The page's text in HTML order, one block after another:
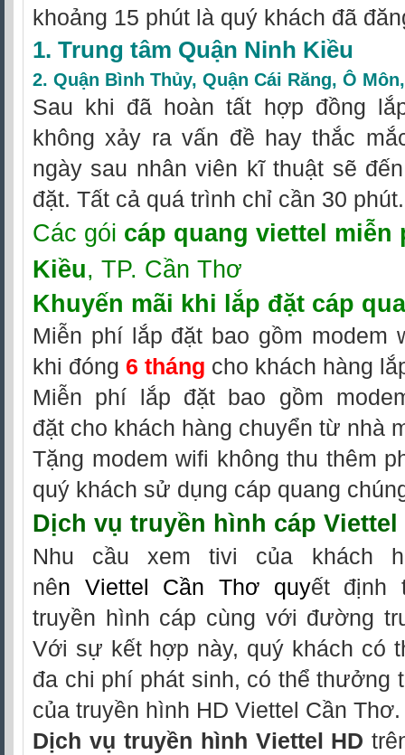
khoảng 15 phút là quý khách đã
1. Trung tâm Quận Ninh Kiều
2. Quận Bình Thủy, Quận Cái Răng, Ô Môn
Sau khi đã hoàn tất hợp đồng
không xảy ra vấn đề hay thắc
ngày sau nhân viên kĩ thuật sẽ
đặt. Tất cả quá trình chỉ cần 30 phút.
Các gói cáp quang viettel miễn
Kiều, TP. Cần Thơ
Khuyến mãi khi lắp đặt cáp
Miễn phí lắp đặt bao gồm modem
khi đóng 6 tháng cho khách hàng
Miễn phí lắp đặt bao gồm
đặt cho khách hàng chuyển từ nhà
Tặng modem wifi không thu thêm
quý khách sử dụng cáp quang
Dịch vụ truyền hình cáp Viettel
Nhu cầu xem tivi của khách
nên Viettel Cần Thơquyết định
truyền hình cáp cùng với đường
Với sự kết hợp này, quý khách có
đa chi phí phát sinh, có thể thưởng
của truyền hình HD Viettel Cần Thơ.
Dịch vụ truyền hình Viettel HD